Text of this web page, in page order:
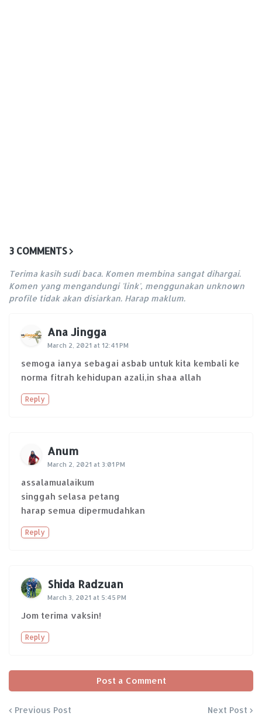
3 COMMENTS
Terima kasih sudi baca. Komen membina sangat dihargai.
Komen yang mengandungi 'link', menggunakan unknown
profile tidak akan disiarkan. Harap maklum.
Ana Jingga
March 2, 2021 at 12:41 PM
semoga ianya sebagai asbab untuk kita kembali ke
norma fitrah kehidupan azali,in shaa allah
Reply
Anum
March 2, 2021 at 3:01 PM
assalamualaikum
singgah selasa petang
harap semua dipermudahkan
Reply
Shida Radzuan
March 3, 2021 at 5:45 PM
Jom terima vaksin!
Reply
Post a Comment
Previous Post Next Post